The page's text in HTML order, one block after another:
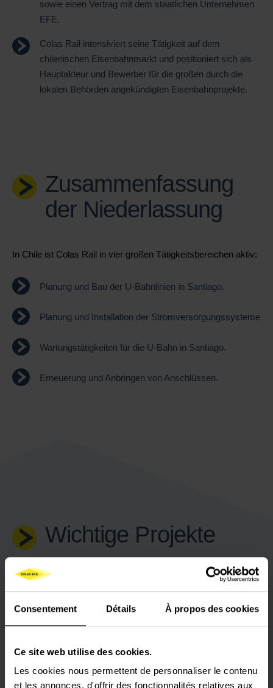
Consentement Détails À propos des cookies
Ce site web utilise des cookies.
Les cookies nous permettent de personnaliser le contenu
et les annonces, d'offrir des fonctionnalités relatives aux
sowie einen Vertrag mit dem staatlichen Unternehmen
EFE.
Colas Rail intensiviert seine Tätigkeit auf dem
chilenischen Eisenbahnmarkt und positioniert sich als
Hauptakteur und Bewerber für die großen durch die
lokalen Behörden angekündigten Eisenbahnprojekte.
Zusammenfassung
der Niederlassung
In Chile ist Colas Rail in vier großen Tätigkeitsbereichen aktiv:
Planung und Bau der U-Bahnlinien in Santiago.
Planung und Installation der Stromversorgungssysteme
Wartungstätigkeiten für die U-Bahn in Santiago.
Erneuerung und Anbringen von Anschlüssen.
Wichtige Projekte
U-BAHNLINIEN 3 UND 6 IN
Planung und Bau der U-Bahnlinien 3 und 6 in